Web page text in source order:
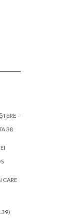
–
38
CARE
39)